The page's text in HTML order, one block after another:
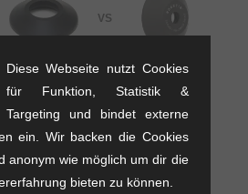
VS
Front HubguardvsFlybikes
Front & NDS Rear Hubguard
+1 weitere
Diese Webseite nutzt Cookies
für Funktion, Statistik &
Targeting und bindet externe
ein. Wir backen die Cookies
anonym wie möglich um dir die
bieten zu können.